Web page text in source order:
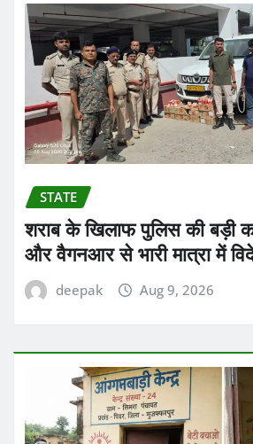
STATE
शराब के खिलाफ पुलिस की बड़ी
और वैगनआर से भारी मात्रा में
deepak Aug 9, 2026